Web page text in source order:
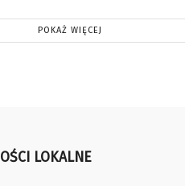
POKAŻ WIĘCEJ
LOKALNE